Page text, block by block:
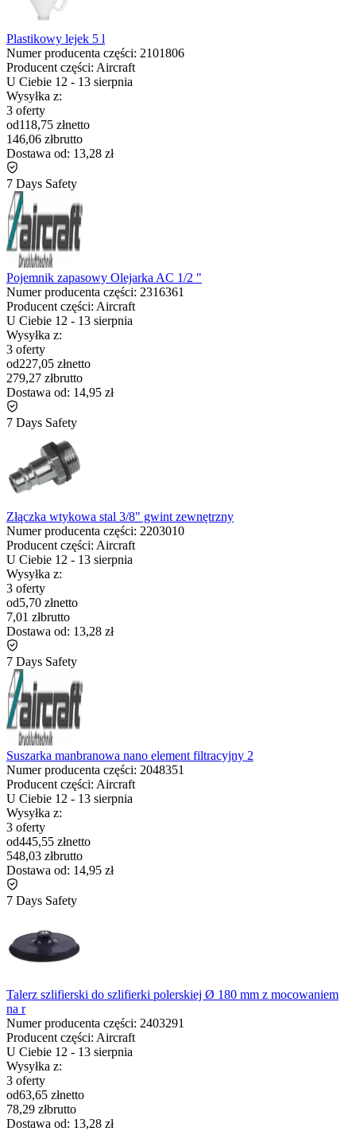
Plastikowy lejek 5 l
Numer producenta części: 2101806
Producent części: Aircraft
U Ciebie 12 - 13 sierpnia
Wysyłka z:
3 oferty
od118,75 złnetto
146,06 złbrutto
Dostawa od: 13,28 zł
7 Days Safety
Pojemnik zapasowy Olejarka AC 1/2 "
Numer producenta części: 2316361
Producent części: Aircraft
U Ciebie 12 - 13 sierpnia
Wysyłka z:
3 oferty
od227,05 złnetto
279,27 złbrutto
Dostawa od: 14,95 zł
7 Days Safety
Złączka wtykowa stal 3/8" gwint zewnętrzny
Numer producenta części: 2203010
Producent części: Aircraft
U Ciebie 12 - 13 sierpnia
Wysyłka z:
3 oferty
od5,70 złnetto
7,01 złbrutto
Dostawa od: 13,28 zł
7 Days Safety
Suszarka manbranowa nano element filtracyjny 2
Numer producenta części: 2048351
Producent części: Aircraft
U Ciebie 12 - 13 sierpnia
Wysyłka z:
3 oferty
od445,55 złnetto
548,03 złbrutto
Dostawa od: 14,95 zł
7 Days Safety
Talerz szlifierski do szlifierki polerskiej Ø 180 mm z mocowaniem
na r
Numer producenta części: 2403291
Producent części: Aircraft
U Ciebie 12 - 13 sierpnia
Wysyłka z:
3 oferty
od63,65 złnetto
78,29 złbrutto
Dostawa od: 13,28 zł